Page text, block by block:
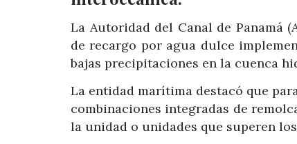
La Autoridad del Canal de Panamá
de recargo por agua dulce
bajas precipitaciones en la cuenca
La entidad marítima destacó que
combinaciones integradas de
la unidad o unidades que superen